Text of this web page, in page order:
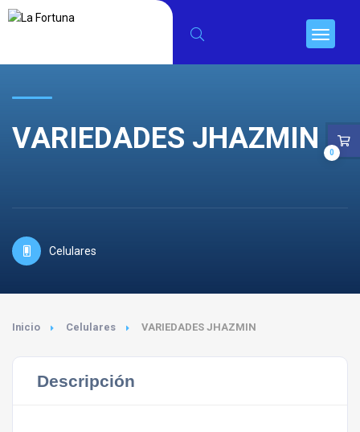
VARIEDADES JHAZMIN
Celulares
Inicio Celulares VARIEDADES JHAZMIN
Descripción
0